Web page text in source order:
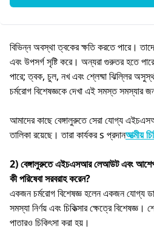
বিভিন্ন অবস্থা ত্বকের ক্ষতি করতে পারে।
এবং উপসর্গ সৃষ্টি করে। অন্যরা গুরুতর হতে পারে
পারে; ত্বক, চুল, নখ এবং শ্লেষ্মা ঝিল্লির
চর্মরোগ বিশেষজ্ঞকে দেখা এই সমস্ত সমস্যার
আমাদের কাছে বেঙ্গালুরুতে সেরা যোগ্য
তালিকা রয়েছে। তারা কার্যকর s প্রদানআত্মীয়
2) বেঙ্গালুরুতে এইচএসআর লেআউট এবং
কী পরিষেবা সরবরাহ করেন?
একজন চর্মরোগ বিশেষজ্ঞ হলেন একজন যোগ্য
সমস্যা নির্ণয় এবং চিকিত্সার ক্ষেত্রে বিশেষজ্ঞ।
পাতারও চিকিৎসা করা হয়।